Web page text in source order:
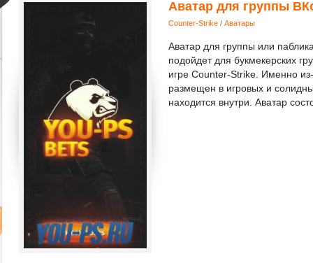
Аватар для группы
Counter-Strike / Аватары
Аватар для группы или
подойдет для букмекерских
игре Counter-Strike. Именно
размещен в игровых и
находится внутри. Аватар